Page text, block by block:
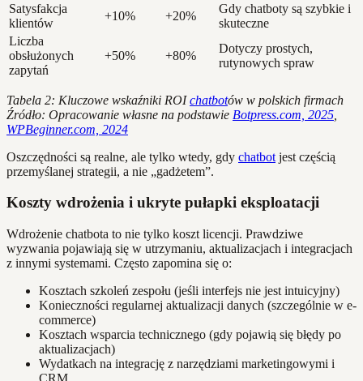
Satysfakcja
klientów
+10% +20%
Gdy chatboty są szybkie i
skuteczne
Liczba
obsłużonych
zapytań
+50% +80%
Dotyczy prostych,
rutynowych spraw
Tabela 2: Kluczowe wskaźniki ROIchatbotów w polskich firmach
Źródło: Opracowanie własne na podstawie Botpress.com, 2025
WPBeginner.com, 2024
Oszczędności są realne, ale tylko wtedy, gdy chatbot jest częścią
przemyślanej strategii, a nie „gadżetem”.
Koszty wdrożenia i ukryte pułapki eksploatacji
Wdrożenie chatbota to nie tylko koszt licencji. Prawdziwe
wyzwania pojawiają się w utrzymaniu, aktualizacjach i integracjach
z innymi systemami. Często zapomina się o:
Kosztach szkoleń zespołu (jeśli interfejs nie jest intuicyjny)
Konieczności regularnej aktualizacji danych (szczególnie w e-
commerce)
Kosztach wsparcia technicznego (gdy pojawią się błędy po
aktualizacjach)
Wydatkach na integrację z narzędziami marketingowymi i
CRM